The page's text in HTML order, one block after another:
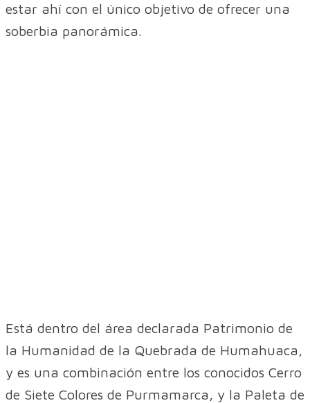
estar ahí con el único objetivo de ofrecer una
soberbia panorámica.
Está dentro del área declarada Patrimonio de
la Humanidad de la Quebrada de Humahuaca,
y es una combinación entre los conocidos Cerro
de Siete Colores de Purmamarca, y la Paleta de